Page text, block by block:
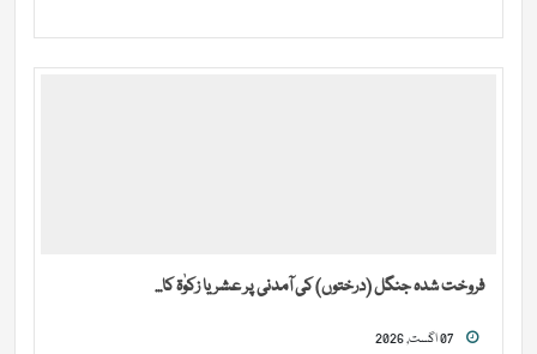
فروخت شدہ جنگل (درختوں) کی آمدنی پر عشر یا زکوٰۃ کا...